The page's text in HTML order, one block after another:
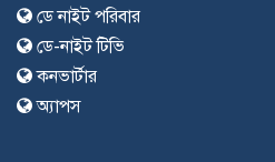
ডে নাইট পরিবার
ডে-নাইট টিভি
কনভার্টার
অ্যাপস